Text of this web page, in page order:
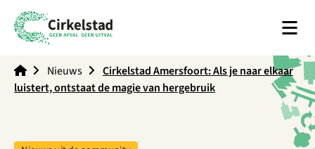
Menu
Nieuws
Cirkelstad Amersfoort: Als je naar elkaar
luistert, ontstaat de magie van hergebruik